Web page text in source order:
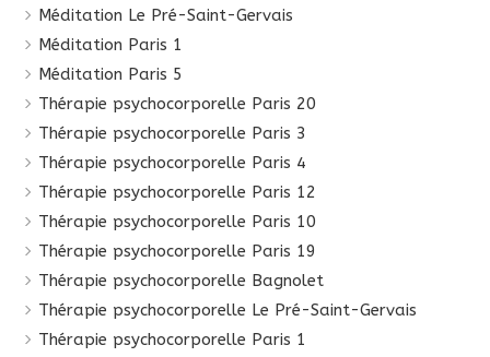
Méditation Le Pré-Saint-Gervais
Méditation Paris 1
Méditation Paris 5
Thérapie psychocorporelle Paris 20
Thérapie psychocorporelle Paris 3
Thérapie psychocorporelle Paris 4
Thérapie psychocorporelle Paris 12
Thérapie psychocorporelle Paris 10
Thérapie psychocorporelle Paris 19
Thérapie psychocorporelle Bagnolet
Thérapie psychocorporelle Le Pré-Saint-Gervais
Thérapie psychocorporelle Paris 1